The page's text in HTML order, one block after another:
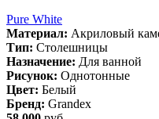
Pure White
Материал: Акриловый
Тип: Столешницы
Назначение: Для ванной
Рисунок: Однотонные
Цвет: Белый
Бренд: Grandex